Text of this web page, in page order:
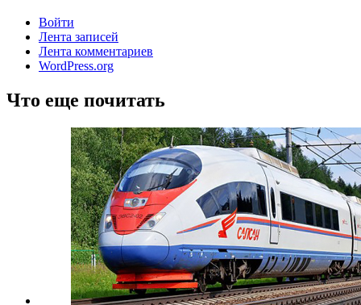
Войти
Лента записей
Лента комментариев
WordPress.org
Что еще почитать